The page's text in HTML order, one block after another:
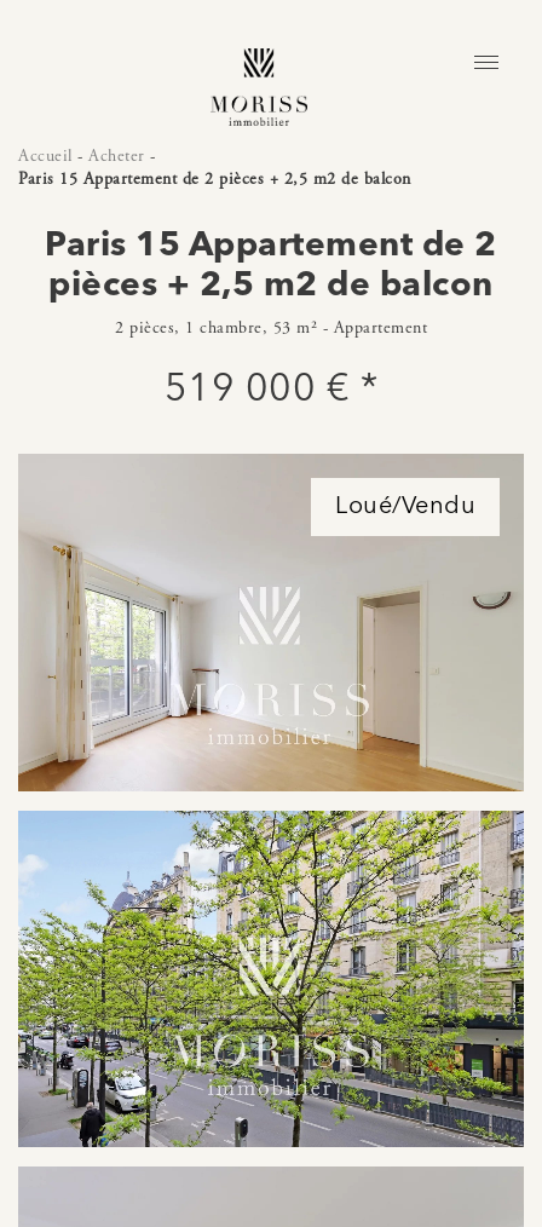
Accueil - Acheter -
Paris 15 Appartement de 2 pièces + 2,5 m2 de balcon
Paris 15 Appartement de 2
pièces + 2,5 m2 de balcon
2 pièces, 1 chambre, 53 m² - Appartement
519 000 € *
Loué/Vendu